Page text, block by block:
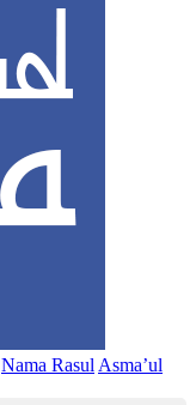
Nama Rasul Asma’ul